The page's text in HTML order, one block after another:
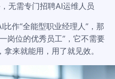
无需专门招聘AI运维人员
作“全能型职业经理人”，那
岗位的优秀员工”，它不需要
来就能用，用了就见效。